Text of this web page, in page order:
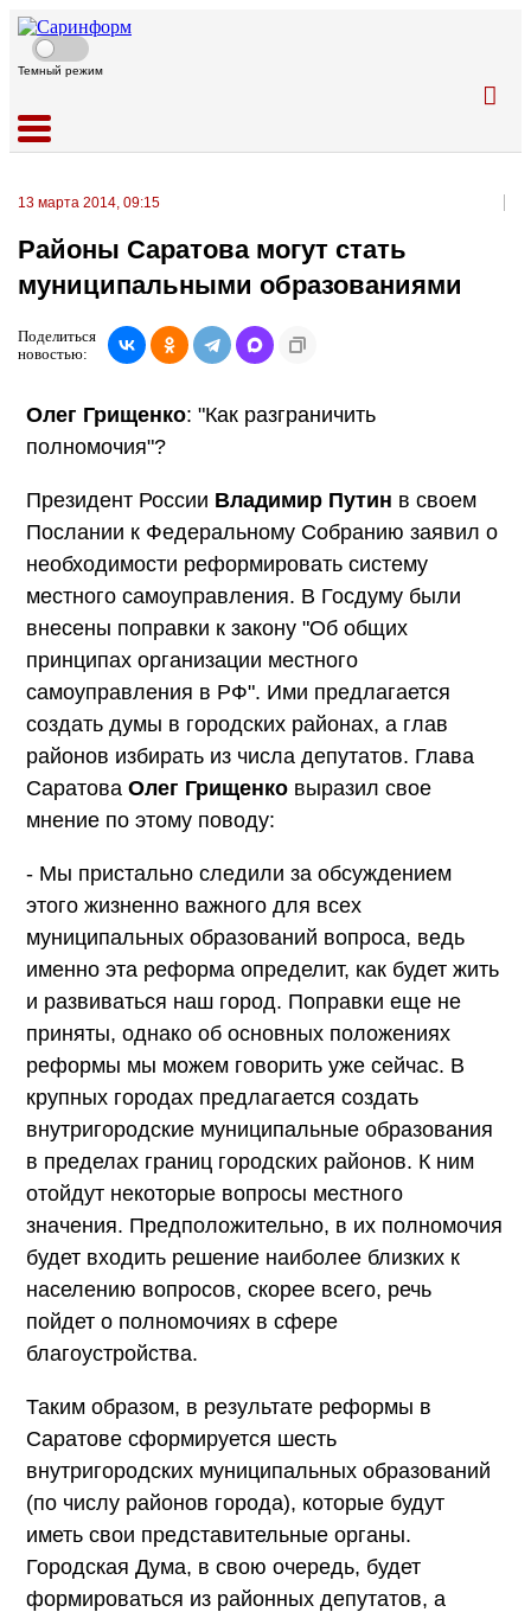
Темный режим
13 марта 2014, 09:15
Районы Саратова могут стать
муниципальными образованиями
Поделиться
новостью:
Олег Грищенко: "Как разграничить
полномочия"?
Президент России Владимир Путин в своем
Послании к Федеральному Собранию заявил о
необходимости реформировать систему
местного самоуправления. В Госдуму были
внесены поправки к закону "Об общих
принципах организации местного
самоуправления в РФ". Ими предлагается
создать думы в городских районах, а глав
районов избирать из числа депутатов. Глава
Саратова Олег Грищенко выразил свое
мнение по этому поводу:
- Мы пристально следили за обсуждением
этого жизненно важного для всех
муниципальных образований вопроса, ведь
именно эта реформа определит, как будет жить
и развиваться наш город. Поправки еще не
приняты, однако об основных положениях
реформы мы можем говорить уже сейчас. В
крупных городах предлагается создать
внутригородские муниципальные образования
в пределах границ городских районов. К ним
отойдут некоторые вопросы местного
значения. Предположительно, в их полномочия
будет входить решение наиболее близких к
населению вопросов, скорее всего, речь
пойдет о полномочиях в сфере
благоустройства.
Таким образом, в результате реформы в
Саратове сформируется шесть
внутригородских муниципальных образований
(по числу районов города), которые будут
иметь свои представительные органы.
Городская Дума, в свою очередь, будет
формироваться из районных депутатов, а